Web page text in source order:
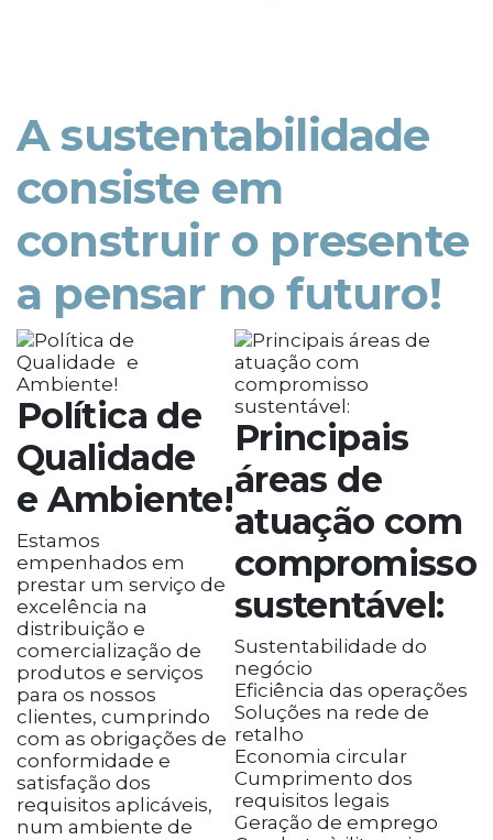
A sustentabilidade
consiste em
construir o presente
a pensar no futuro!
Política de
Qualidade
e Ambiente!
Estamos
empenhados em
prestar um serviço de
excelência na
distribuição e
comercialização de
produtos e serviços
para os nossos
clientes, cumprindo
com as obrigações de
conformidade e
satisfação dos
requisitos aplicáveis,
num ambiente de
Principais
áreas de
atuação com
compromisso
sustentável:
Sustentabilidade do
negócio
Eficiência das operações
Soluções na rede de
retalho
Economia circular
Cumprimento dos
requisitos legais
Geração de emprego